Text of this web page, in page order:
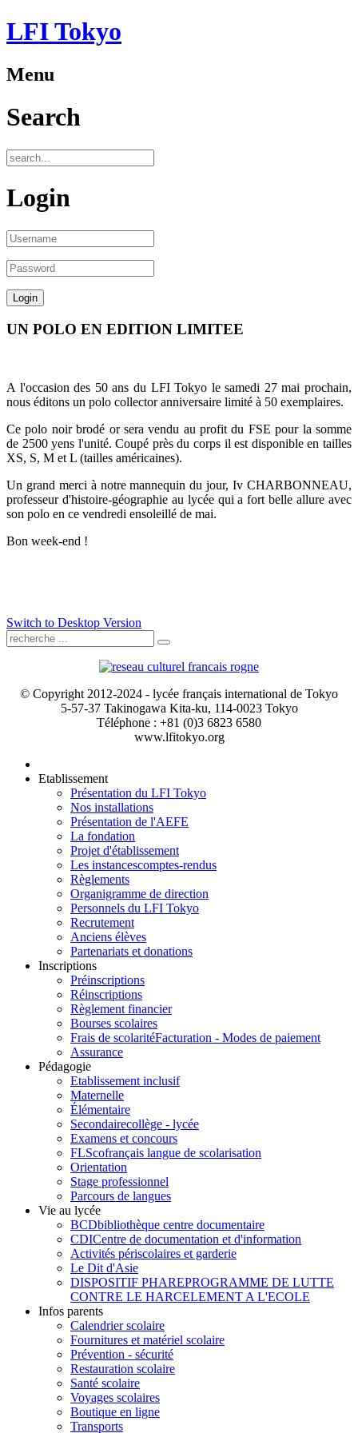
LFI Tokyo
Menu
Search
Login
UN POLO EN EDITION LIMITEE
A l'occasion des 50 ans du LFI Tokyo le samedi 27 mai prochain,
nous éditons un polo collector anniversaire limité à 50 exemplaires.
Ce polo noir brodé or sera vendu au profit du FSE pour la somme
de 2500 yens l'unité. Coupé près du corps il est disponible en tailles
XS, S, M et L (tailles américaines).
Un grand merci à notre mannequin du jour, Iv CHARBONNEAU,
professeur d'histoire-géographie au lycée qui a fort belle allure avec
son polo en ce vendredi ensoleillé de mai.
Bon week-end !
Switch to Desktop Version
© Copyright 2012-2024 - lycée français international de Tokyo
5-57-37 Takinogawa Kita-ku, 114-0023 Tokyo
Téléphone : +81 (0)3 6823 6580
www.lfitokyo.org
Etablissement
Présentation du LFI Tokyo
Nos installations
Présentation de l'AEFE
La fondation
Projet d'établissement
Les instancescomptes-rendus
Règlements
Organigramme de direction
Personnels du LFI Tokyo
Recrutement
Anciens élèves
Partenariats et donations
Inscriptions
Préinscriptions
Réinscriptions
Règlement financier
Bourses scolaires
Frais de scolaritéFacturation - Modes de paiement
Assurance
Pédagogie
Etablissement inclusif
Maternelle
Élémentaire
Secondairecollège - lycée
Examens et concours
FLScofrançais langue de scolarisation
Orientation
Stage professionnel
Parcours de langues
Vie au lycée
BCDbibliothèque centre documentaire
CDICentre de documentation et d'information
Activités périscolaires et garderie
Le Dit d'Asie
DISPOSITIF PHAREPROGRAMME DE LUTTE
CONTRE LE HARCELEMENT A L'ECOLE
Infos parents
Calendrier scolaire
Fournitures et matériel scolaire
Prévention - sécurité
Restauration scolaire
Santé scolaire
Voyages scolaires
Boutique en ligne
Transports